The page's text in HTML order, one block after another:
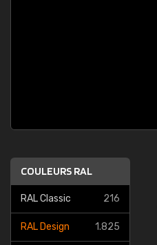
COULEURS RAL
RAL Classic 216
RAL Design 1.825